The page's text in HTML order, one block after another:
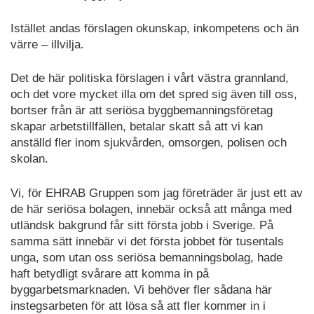
Istället andas förslagen okunskap, inkompetens och än
värre – illvilja.
Det de här politiska förslagen i vårt västra grannland,
och det vore mycket illa om det spred sig även till oss,
bortser från är att seriösa byggbemanningsföretag
skapar arbetstillfällen, betalar skatt så att vi kan
anställd fler inom sjukvården, omsorgen, polisen och
skolan.
Vi, för EHRAB Gruppen som jag företräder är just ett av
de här seriösa bolagen, innebär också att många med
utländsk bakgrund får sitt första jobb i Sverige. På
samma sätt innebär vi det första jobbet för tusentals
unga, som utan oss seriösa bemanningsbolag, hade
haft betydligt svårare att komma in på
byggarbetsmarknaden. Vi behöver fler sådana här
instegsarbeten för att lösa så att fler kommer in i